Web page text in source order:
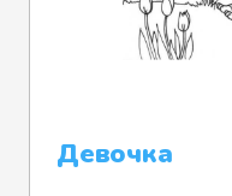
Девочка